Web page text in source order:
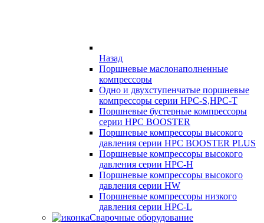
Назад
Поршневые маслонаполненные
компрессоры
Одно и двухступенчатые поршневые
компрессоры серии HPC-S,HPC-T
Поршневые бустерные компрессоры
серии HPC BOOSTER
Поршневые компрессоры высокого
давления серии HPC BOOSTER PLUS
Поршневые компрессоры высокого
давления серии HPC-H
Поршневые компрессоры высокого
давления серии HW
Поршневые компрессоры низкого
давления серии HPC-L
Сварочные оборудование